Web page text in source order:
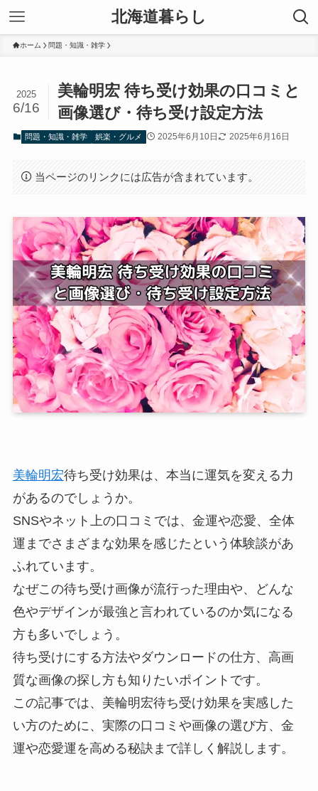
北海道暮らし
ホーム 問題・知識・雑学
美輪明宏 待ち受け効果の口コミと
画像選び・待ち受け設定方法
2025
6/16
問題・知識・雑学 娯楽・グルメ 2025年6月10日 2025年6月16日
当ページのリンクには広告が含まれています。
美輪明宏待ち受け効果は、本当に運気を変える力
があるのでしょうか。
SNSやネット上の口コミでは、金運や恋愛、全体
運までさまざまな効果を感じたという体験談があ
ふれています。
なぜこの待ち受け画像が流行った理由や、どんな
色やデザインが最強と言われているのか気になる
方も多いでしょう。
待ち受けにする方法やダウンロードの仕方、高画
質な画像の探し方も知りたいポイントです。
この記事では、美輪明宏待ち受け効果を実感した
い方のために、実際の口コミや画像の選び方、金
運や恋愛運を高める秘訣まで詳しく解説します。